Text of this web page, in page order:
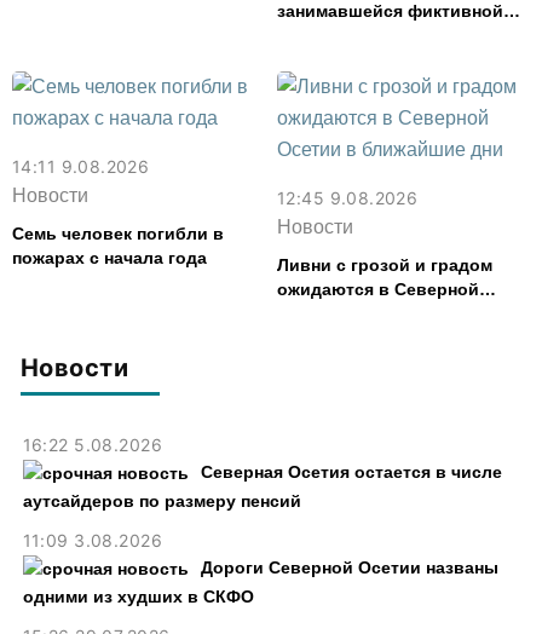
Новости
16:22 5.08.2026
Северная Осетия остается в числе
аутсайдеров по размеру пенсий
11:09 3.08.2026
Дороги Северной Осетии названы
одними из худших в СКФО
занимавшейся фиктивной
14:11 9.08.2026
Новости
Семь человек погибли в
пожарах с начала года
12:45 9.08.2026
Новости
Ливни с грозой и градом
ожидаются в Северной